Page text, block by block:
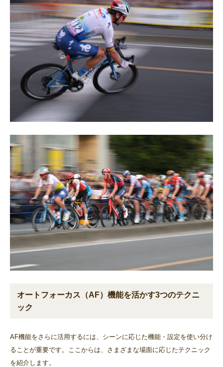
オートフォーカス（AF）機能を活かす3つのテクニ
ック
AF機能をさらに活用するには、シーンに応じた機能・設定を使い分け
ることが重要です。ここからは、さまざまな場面に応じたテクニック
を紹介します。